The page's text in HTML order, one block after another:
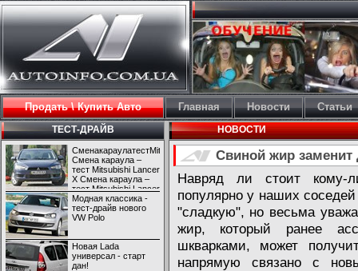
Продать \ Купить Авто Главная Новости Статьи
ТЕСТ-ДРАЙВ
СменакараулатестMitsubishiLancerX
Смена караула –
тест Mitsubishi Lancer
X Смена караула –
тест Mitsubishi Lancer
X
Модная классика -
тест-драйв нового
VW Polo
Новая Lada
универсал - старт
дан!
НОВОСТИ
Свиной жир заменит
Навряд ли стоит кому-
популярно у наших
"сладкую", но весьма
жир, который ранее
шкварками, может
напрямую связано с